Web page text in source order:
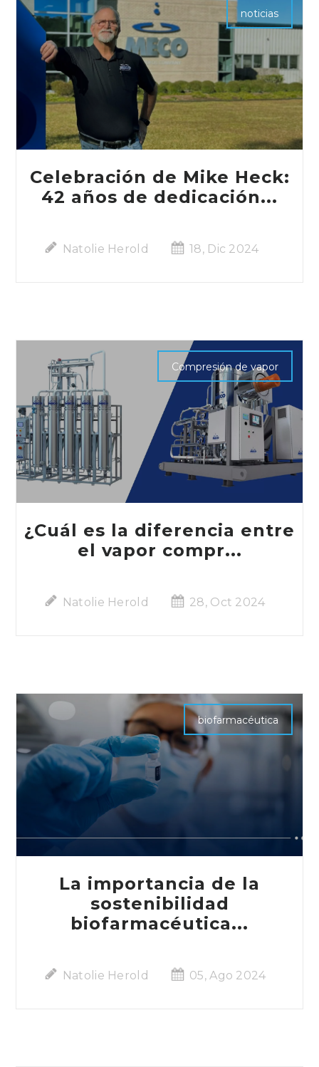
noticias
Celebración de Mike Heck:
42 años de dedicación...
Natolie Herold 18, Dic 2024
Compresión de vapor
¿Cuál es la diferencia entre
el vapor compr...
Natolie Herold 28, Oct 2024
biofarmacéutica
La importancia de la
sostenibilidad
biofarmacéutica...
Natolie Herold 05, Ago 2024